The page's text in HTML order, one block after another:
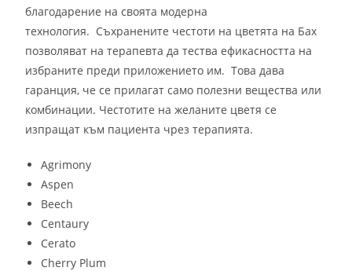
благодарение на своята модерна
технология. Съхранените честоти на цветята на Бах
позволяват на терапевта да тества ефикасността на
избраните преди приложението им.Това дава
гаранция, че се прилагат само полезни вещества или
комбинации. Честотите на желаните цветя се
изпращат към пациента чрез терапията.
Agrimony
Aspen
Beech
Centaury
Cerato
Cherry Plum